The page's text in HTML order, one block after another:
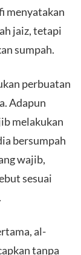
menyatakan
jaiz, tetapi
sumpah.
perbuatan
Adapun
melakukan
bersumpah
wajib,
sesuai
al-
tanpa